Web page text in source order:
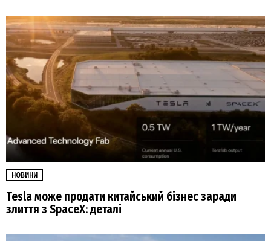
НОВИНИ
Tesla може продати китайський бізнес заради
злиття з SpaceX: деталі